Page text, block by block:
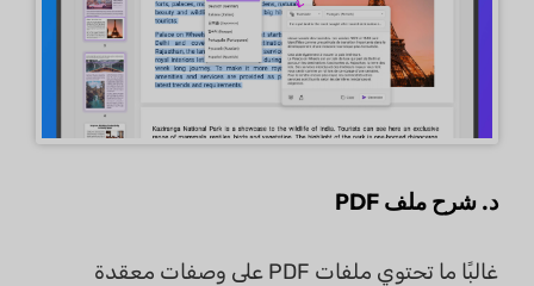
د. شرح ملف PDF
غالبًا ما تحتوي ملفات PDF على وصفات معقدة